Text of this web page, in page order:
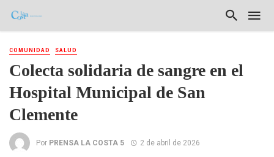
COMUNIDAD SALUD
Colecta solidaria de sangre en el
Hospital Municipal de San
Clemente
Por PRENSA LA COSTA 5 2 de abril de 2026